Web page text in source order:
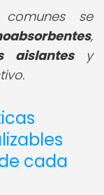
se
,
aislantesy
cada